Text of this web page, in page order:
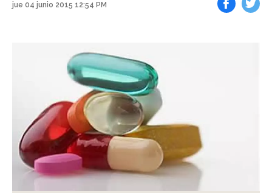
jue 04 junio 2015 12:54 PM